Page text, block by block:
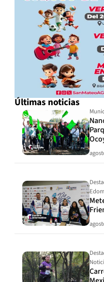
Últimas noticias